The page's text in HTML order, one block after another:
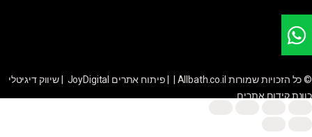
© כל הזכויות שמורות Allbath.co.il | | פיתוח אתרים JoyDigital
שיווק דיגיטלי
כוונת קידום אתרים